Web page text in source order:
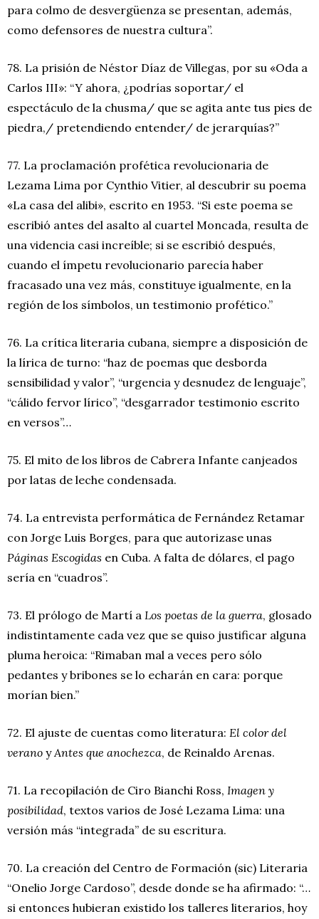
para colmo de desvergüenza se presentan, además,
como defensores de nuestra cultura”.
78. La prisión de Néstor Díaz de Villegas, por su «Oda a
Carlos III»: “Y ahora, ¿podrías soportar/ el
espectáculo de la chusma/ que se agita ante tus pies de
piedra,/ pretendiendo entender/ de jerarquías?”
77. La proclamación profética revolucionaria de
Lezama Lima por Cynthio Vitier, al descubrir su poema
«La casa del alibi», escrito en 1953. “Si este poema se
escribió antes del asalto al cuartel Moncada, resulta de
una videncia casi increíble; si se escribió después,
cuando el ímpetu revolucionario parecía haber
fracasado una vez más, constituye igualmente, en la
región de los símbolos, un testimonio profético.”
76. La crítica literaria cubana, siempre a disposición de
la lírica de turno: “haz de poemas que desborda
sensibilidad y valor”, “urgencia y desnudez de lenguaje”,
“cálido fervor lírico”, “desgarrador testimonio escrito
en versos”…
75. El mito de los libros de Cabrera Infante canjeados
por latas de leche condensada.
74. La entrevista performática de Fernández Retamar
con Jorge Luis Borges, para que autorizase unas
Páginas Escogidas en Cuba. A falta de dólares, el pago
sería en “cuadros”.
73. El prólogo de Martí a Los poetas de la guerra, glosado
indistintamente cada vez que se quiso justificar alguna
pluma heroica: “Rimaban mal a veces pero sólo
pedantes y bribones se lo echarán en cara: porque
morían bien.”
72. El ajuste de cuentas como literatura: El color del
verano y Antes que anochezca, de Reinaldo Arenas.
71. La recopilación de Ciro Bianchi Ross, Imagen y
posibilidad, textos varios de José Lezama Lima: una
versión más “integrada” de su escritura.
70. La creación del Centro de Formación (sic) Literaria
“Onelio Jorge Cardoso”, desde donde se ha afirmado: “…
si entonces hubieran existido los talleres literarios, hoy